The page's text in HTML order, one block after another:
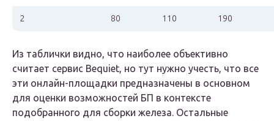
2 80 110 190
Из таблички видно, что наиболее объективно
считает сервис Bequiet, но тут нужно учесть, что все
эти онлайн-площадки предназначены в основном
для оценки возможностей БП в контексте
подобранного для сборки железа. Остальные